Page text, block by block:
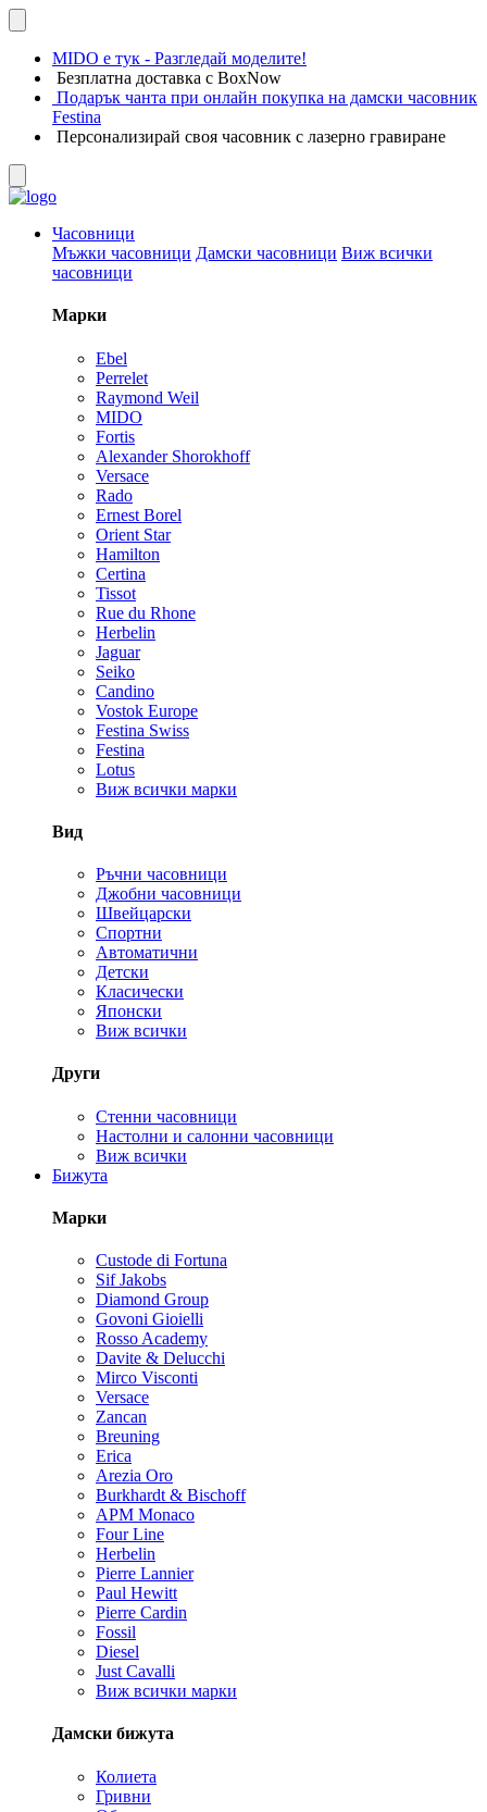
MIDO е тук - Разгледай моделите!
Безплатна доставка с BoxNow
Подарък чанта при онлайн покупка на дамски часовник
Festina
Персонализирай своя часовник с лазерно гравиране
Часовници
Мъжки часовници Дамски часовници Виж всички
часовници
Марки
Ebel
Perrelet
Raymond Weil
MIDO
Fortis
Alexander Shorokhoff
Versace
Rado
Ernest Borel
Orient Star
Hamilton
Certina
Tissot
Rue du Rhone
Herbelin
Jaguar
Seiko
Candino
Vostok Europe
Festina Swiss
Festina
Lotus
Виж всички марки
Вид
Ръчни часовници
Джобни часовници
Швейцарски
Спортни
Автоматични
Детски
Класически
Японски
Виж всички
Други
Стенни часовници
Настолни и салонни часовници
Виж всички
Бижута
Марки
Custode di Fortuna
Sif Jakobs
Diamond Group
Govoni Gioielli
Rosso Academy
Davite & Delucchi
Mirco Visconti
Versace
Zancan
Breuning
Erica
Arezia Oro
Burkhardt & Bischoff
APM Monaco
Four Line
Herbelin
Pierre Lannier
Paul Hewitt
Pierre Cardin
Fossil
Diesel
Just Cavalli
Виж всички марки
Дамски бижута
Колиета
Гривни